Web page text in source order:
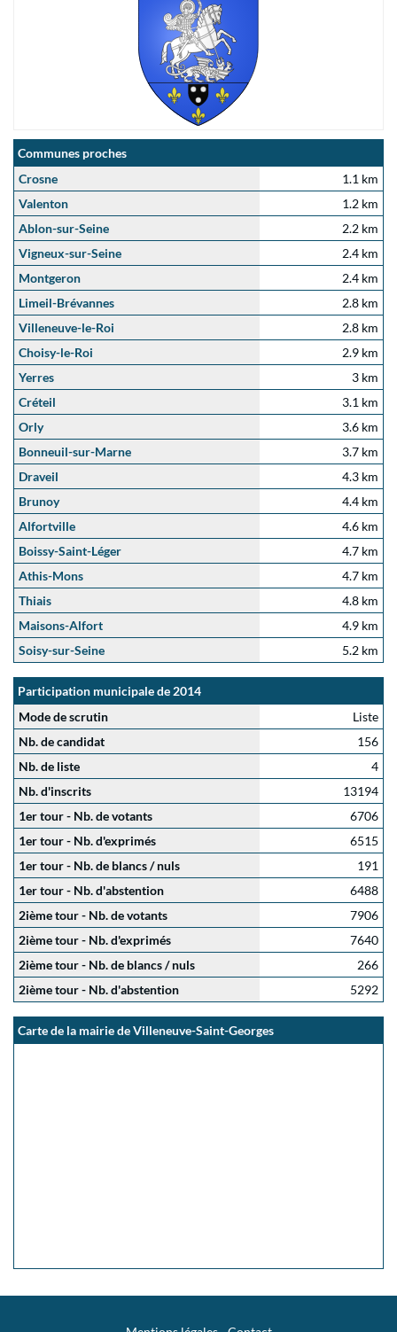
Communes proches
Crosne
1.1 km
Valenton
1.2 km
Ablon-sur-Seine
2.2 km
Vigneux-sur-Seine
2.4 km
Montgeron
2.4 km
Limeil-Brévannes
2.8 km
Villeneuve-le-Roi
2.8 km
Choisy-le-Roi
2.9 km
Yerres
3 km
Créteil
3.1 km
Orly
3.6 km
Bonneuil-sur-Marne
3.7 km
Draveil
4.3 km
Brunoy
4.4 km
Alfortville
4.6 km
Boissy-Saint-Léger
4.7 km
Athis-Mons
4.7 km
Thiais
4.8 km
Maisons-Alfort
4.9 km
Soisy-sur-Seine
5.2 km
Participation municipale de 2014
Mode de scrutin
Liste
Nb. de candidat
156
Nb. de liste
4
Nb. d'inscrits
13194
1er tour - Nb. de votants
6706
1er tour - Nb. d'exprimés
6515
1er tour - Nb. de blancs / nuls
191
1er tour - Nb. d'abstention
6488
2ième tour - Nb. de votants
7906
2ième tour - Nb. d'exprimés
7640
2ième tour - Nb. de blancs / nuls
266
2ième tour - Nb. d'abstention
5292
Carte de la mairie de Villeneuve-Saint-Georges